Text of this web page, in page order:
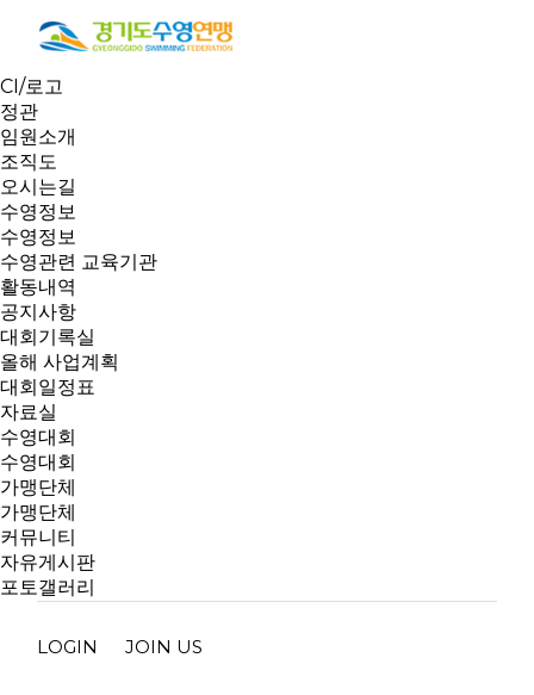
인사말
CI/로고
정관
임원소개
조직도
오시는길
수영정보
수영정보
수영관련 교육기관
활동내역
공지사항
대회기록실
올해 사업계획
대회일정표
자료실
수영대회
수영대회
가맹단체
가맹단체
커뮤니티
자유게시판
포토갤러리
LOGIN JOIN US